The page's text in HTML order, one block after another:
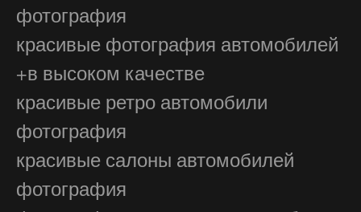
фотография
красивые фотография автомобилей
+в высоком качестве
красивые ретро автомобили
фотография
красивые салоны автомобилей
фотография